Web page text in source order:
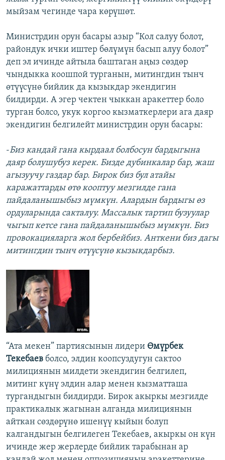
мыйзам чегинде чара көрүшөт.
Министрдин орун басары азыр “Кол салуу болот,
райондук ички иштер бөлүмүн басып алуу болот”
деп эл ичинде айтыла баштаган аңыз сөздөр
чындыкка коошпой турганын, митингдин тынч
өтүүсүнө бийлик да кызыкдар экендигин
билдирди. А эгер чектен чыккан аракеттер боло
турган болсо, укук коргоо кызматкерлери ага даяр
экендигин белгилейт министрдин орун басары:
-Биз кандай гана кырдаал болбосун бардыгына
даяр болушубуз керек. Бизде дубинкалар бар, жаш
агызуучу газдар бар. Бирок биз бул атайы
каражаттарды өтө кооптуу мезгилде гана
пайдаланышыбыз мүмкүн. Алардын бардыгы өз
ордуларында сакталуу. Массалык тартип бузуулар
чыгып кетсе гана пайдаланышыбыз мүмкүн. Биз
провокацияларга жол бербейбиз. Анткени биз дагы
митингдин тынч өтүүсүнө кызыкдарбыз.
“Ата мекен” партиясынын лидери Өмүрбек
Текебаев болсо, элдин коопсуздугун сактоо
милициянын милдети экендигин белгилеп,
митинг күнү элдин алар менен кызматташа
тургандыгын билдирди. Бирок акыркы мезгилде
практикалык жагынан алганда милициянын
айткан сөздөрүнө ишенүү кыйын болуп
калгандыгын белгилеген Текебаев, акыркы он күн
ичинде жер жерлерде бийлик тарабынан ар